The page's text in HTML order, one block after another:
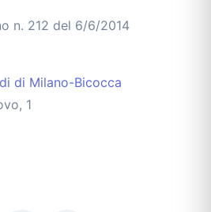
n. 212 del 6/6/2014
di Milano-Bicocca
1